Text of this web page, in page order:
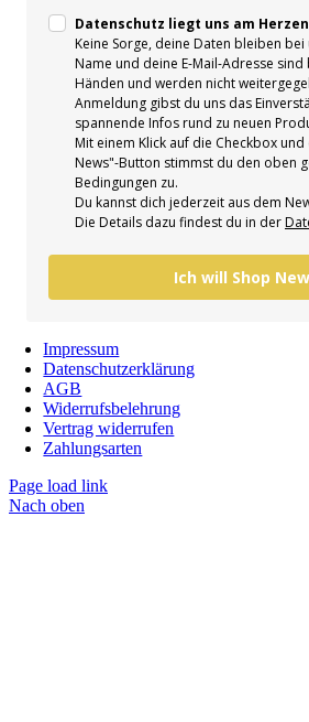
Datenschutz liegt uns am Herzen
Keine Sorge, deine Daten bleiben bei
Name und deine E-Mail-Adresse sind
Händen und werden nicht
Anmeldung gibst du uns das
spannende Infos rund zu neuen
Mit einem Klick auf die Checkbox
News"-Button stimmst du den oben
Bedingungen zu.
Du kannst dich jederzeit aus dem
Die Details dazu findest du in der
Ich will Shop
Impressum
Datenschutzerklärung
AGB
Widerrufsbelehrung
Vertrag widerrufen
Zahlungsarten
Page load link
Nach oben